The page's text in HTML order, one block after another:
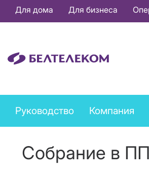
Основная
навигация
Для дома Для бизнеса
Company
menu
Руководство Компания
Собрание в